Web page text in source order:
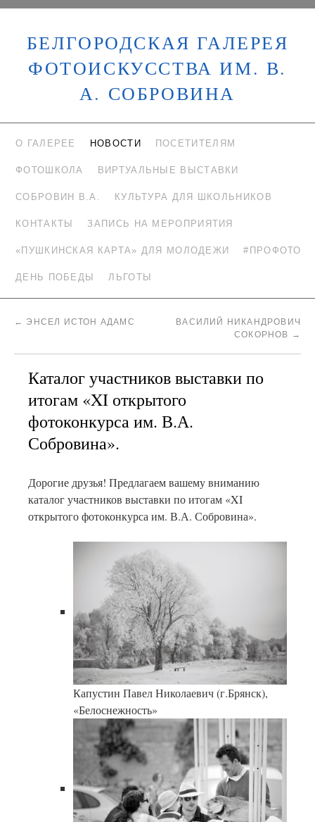
БЕЛГОРОДСКАЯ ГАЛЕРЕЯ
ФОТОИСКУССТВА ИМ. В.
А. СОБРОВИНА
О ГАЛЕРЕЕ НОВОСТИ ПОСЕТИТЕЛЯМ
ФОТОШКОЛА ВИРТУАЛЬНЫЕ ВЫСТАВКИ
СОБРОВИН В.А. КУЛЬТУРА ДЛЯ ШКОЛЬНИКОВ
КОНТАКТЫ ЗАПИСЬ НА МЕРОПРИЯТИЯ
«ПУШКИНСКАЯ КАРТА» ДЛЯ МОЛОДЕЖИ #ПРОФОТО
ДЕНЬ ПОБЕДЫ ЛЬГОТЫ
← ЭНСЕЛ ИСТОН АДАМС
ВАСИЛИЙ НИКАНДРОВИЧ
СОКОРНОВ →
Каталог участников выставки по
итогам «XI открытого
фотоконкурса им. В.А.
Собровина».
Дорогие друзья! Предлагаем вашему вниманию
каталог участников выставки по итогам «XI
открытого фотоконкурса им. В.А. Собровина».
Капустин Павел Николаевич (г.Брянск),
«Белоснежность»